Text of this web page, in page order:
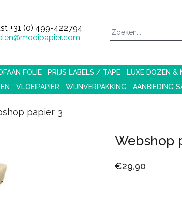
+31 (0) 499-422794
FOLIE PRIJS LABELS / TAPE LUXE DOZEN &
VLOEIPAPIER WIJNVERPAKKING AANBIEDING
papier 3
Webshop
€29,90